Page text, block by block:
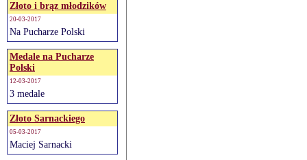
Złoto i brąz młodzików
20-03-2017
Na Pucharze Polski
Medale na Pucharze
Polski
12-03-2017
3 medale
Złoto Sarnackiego
05-03-2017
Maciej Sarnacki